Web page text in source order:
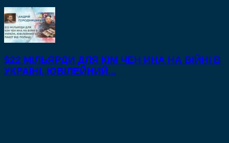
$22 МІЛЬЯРДИ ДЛЯ КІМ ЧЕН ИНА НА ВІЙНІ В
УКРАЇНІ, ЮВІЛЕЙНИЙ...